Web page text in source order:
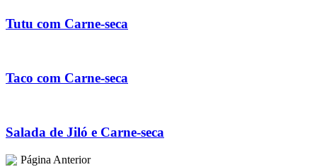
Tutu com Carne-seca
Taco com Carne-seca
Salada de Jiló e Carne-seca
Página Anterior